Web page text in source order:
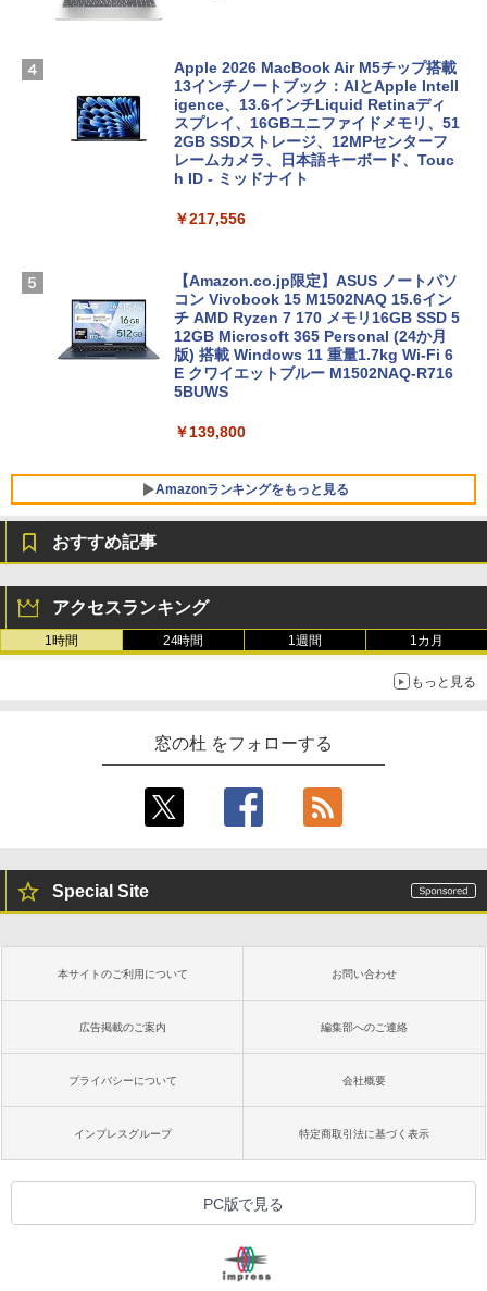
Apple 2026 MacBook Air M5チップ搭載
13インチノートブック：AIとApple Intell
igence、13.6インチLiquid Retinaディ
スプレイ、16GBユニファイドメモリ、51
2GB SSDストレージ、12MPセンターフ
レームカメラ、日本語キーボード、Touc
h ID - ミッドナイト
￥217,556
【Amazon.co.jp限定】ASUS ノートパソ
コン Vivobook 15 M1502NAQ 15.6イン
チ AMD Ryzen 7 170 メモリ16GB SSD 5
12GB Microsoft 365 Personal (24か月
版) 搭載 Windows 11 重量1.7kg Wi-Fi 6
E クワイエットブルー M1502NAQ-R716
5BUWS
￥139,800
Amazonランキングをもっと見る
定バーチャルアイテムを含む】 【オンラ
インゲームコード】 ロブロックス | オン
ラインコード版
Robloxギフトカード - 2,000 Robux 【限
定バーチャルアイテムを含む】 【オンラ
ラインコード版
￥3,200
Robloxギフトカード - 1000 Robux 【限
定バーチャルアイテムを含む】 【オンラ
ラインコード版
Microsoft Office Home & Business 202
4(最新 永続版)|オンラインコード版|Wind
ows11、10/mac対応|PC2台
ト): Java & Bedrock Edition | オンライ
ンコード版
￥3,600
￥1,766
bデザイン入門講座［第2版］
非エンジニア 初心者 素人 でも安心 使い
方 マニュアル AI副業にもコンテンツ作成
にもKindle出版にも！ 非エンジニアのた
￥99
AIイラスト表現辞典: 思い通りの絵を引き
￥480
ードウェア・市販ソフトウェアのパーフ
ェクトリストと最新エミュレータ紹介
ション (32GB) 7インチディスプレイ、明
るさ自動調整、色調調節ライト、12週間
持続バッテリー、広告なし、メタリック
ブラック
Amazon Kindle Paperwhite (16GB) 7イ
週間持続バッテリー、広告なし、ブラッ
Amazon Kindle Colorsoft | 16GBストレ
イ、色調調節ライト、最大8週間持続バッ
テリー、広告無し、ブラック (2025年発
New Amazon Kindle Scribe Colorsoft |
11インチカラーディスプレイ、64GBスト
レージ、ノート機能搭載、明るさ自動調
整、色調調節ライト、プレミアムペン付
き、グラファイト
￥115,980
XTEINK X3 電子書籍リーダー 3.7インチ
E-Ink搭載 58g軽量 カードサイズ 16GB内
おすすめ記事
アクセスランキング
1時間 24時間 1週間 1カ月
もっと見る
窓の杜 をフォローする
Special Site
本サイトのご利用について お問い合わせ
広告掲載のご案内 編集部へのご連絡
プライバシーについて 会社概要
インプレスグループ 特定商取引法に基づく表示
PC版で見る